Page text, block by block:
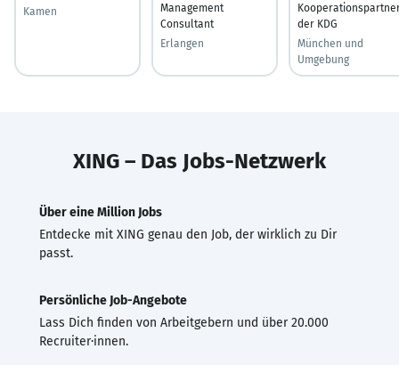
Kamen
Management
Consultant
Erlangen
der KDG
München und
Umgebung
XING – Das Jobs-Netzwerk
Über eine Million Jobs
Entdecke mit XING genau den Job, der wirklich zu Dir
passt.
Persönliche Job-Angebote
Lass Dich finden von Arbeitgebern und über 20.000
Recruiter·innen.